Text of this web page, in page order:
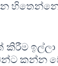
ඉල්ලා
කන්න